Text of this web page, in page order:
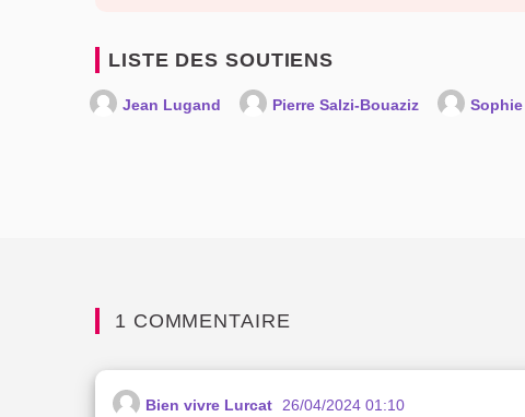
LISTE DES SOUTIENS
Jean Lugand Pierre Salzi-Bouaziz Sophie
1 COMMENTAIRE
Bien vivre Lurcat 26/04/2024 01:10